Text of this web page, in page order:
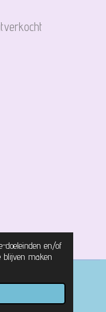
doeleinden en/of
blijven maken